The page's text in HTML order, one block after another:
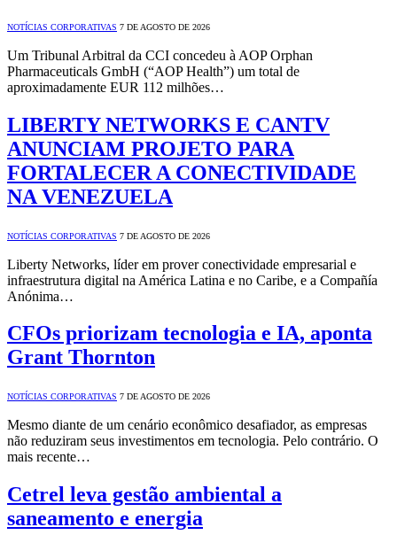
NOTÍCIAS CORPORATIVAS 7 DE AGOSTO DE 2026
Um Tribunal Arbitral da CCI concedeu à AOP Orphan
Pharmaceuticals GmbH (“AOP Health”) um total de
aproximadamente EUR 112 milhões…
LIBERTY NETWORKS E CANTV
ANUNCIAM PROJETO PARA
FORTALECER A CONECTIVIDADE
NA VENEZUELA
NOTÍCIAS CORPORATIVAS 7 DE AGOSTO DE 2026
Liberty Networks, líder em prover conectividade empresarial e
infraestrutura digital na América Latina e no Caribe, e a Compañía
Anónima…
CFOs priorizam tecnologia e IA, aponta
Grant Thornton
NOTÍCIAS CORPORATIVAS 7 DE AGOSTO DE 2026
Mesmo diante de um cenário econômico desafiador, as empresas
não reduziram seus investimentos em tecnologia. Pelo contrário. O
mais recente…
Cetrel leva gestão ambiental a
saneamento e energia